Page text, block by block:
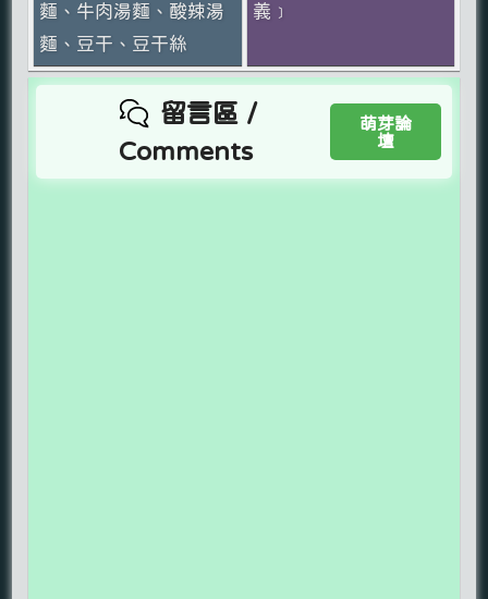
麵、牛肉湯麵、酸辣湯
麵、豆干、豆干絲
義﹞
留言區 /
Comments
萌芽論
壇